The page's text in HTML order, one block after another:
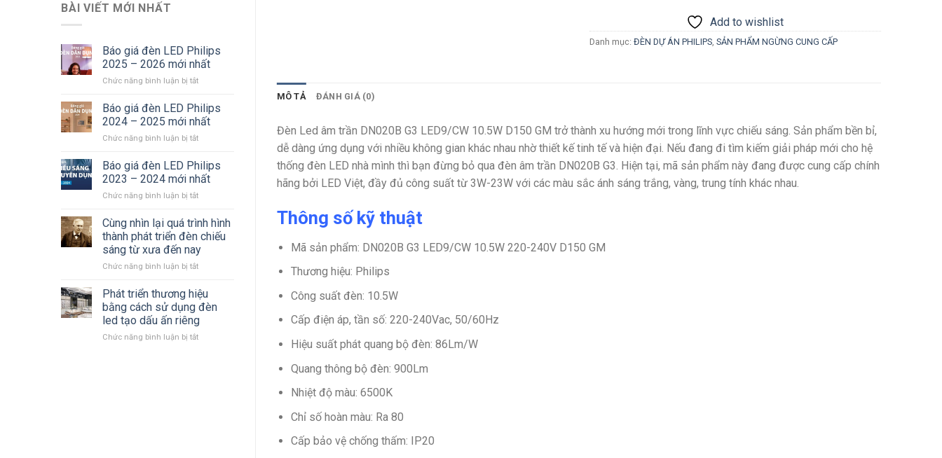
Add to wishlist
Danh mục: ĐÈN DỰ ÁN PHILIPS, SẢN PHẨM NGỪNG CUNG CẤP
MÔ TẢ ĐÁNH GIÁ (0)
Đèn Led âm trần DN020B G3 LED9/CW 10.5W D150 GM trở thành xu hướng mới trong lĩnh vực chiếu sáng. Sản phẩm bền bỉ,
dễ dàng ứng dụng với nhiều không gian khác nhau nhờ thiết kế tinh tế và hiện đại. Nếu đang đi tìm kiếm giải pháp mới cho hệ
thống đèn LED nhà mình thì bạn đừng bỏ qua đèn âm trần DN020B G3. Hiện tại, mã sản phẩm này đang được cung cấp chính
hãng bởi LED Việt, đầy đủ công suất từ 3W-23W với các màu sắc ánh sáng trắng, vàng, trung tính khác nhau.
Thông số kỹ thuật
Mã sản phẩm: DN020B G3 LED9/CW 10.5W 220-240V D150 GM
Thương hiệu: Philips
Công suất đèn: 10.5W
Cấp điện áp, tần số: 220-240Vac, 50/60Hz
Hiệu suất phát quang bộ đèn: 86Lm/W
Quang thông bộ đèn: 900Lm
Nhiệt độ màu: 6500K
Chỉ số hoàn màu: Ra 80
Cấp bảo vệ chống thấm: IP20
859.100 ₫.
BÀI VIẾT MỚI NHẤT
Báo giá đèn LED Philips
2025 – 2026 mới nhất
Chức năng bình luận bị tắtở
giá
đèn
LED
Philips
–
2026
nhất
Báo giá đèn LED Philips
2024 – 2025 mới nhất
Chức năng bình luận bị tắtở
giá
đèn
LED
Philips
–
2025
nhất
Báo giá đèn LED Philips
2023 – 2024 mới nhất
Chức năng bình luận bị tắtở
giá
đèn
LED
Philips
2023
2024 mới
nhất
Cùng nhìn lại quá trình hình
thành phát triển đèn chiếu
sáng từ xưa đến nay
Chức năng bình luận bị tắtở
nhìn
lại
quá
trình
hình
Phát triển thương hiệu
bằng cách sử dụng đèn
led tạo dấu ấn riêng
Chức năng bình luận bị tắtở